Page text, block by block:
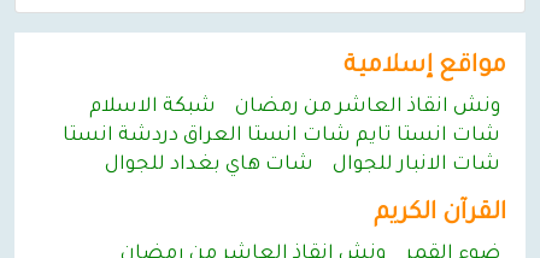
مواقع إسلامية
ونش انقاذ العاشر من رمضان
شبكة الاسلام
شات انستا تايم شات انستا العراق دردشة انستا
شات الانبار للجوال
شات هاي بغداد للجوال
القرآن الكريم